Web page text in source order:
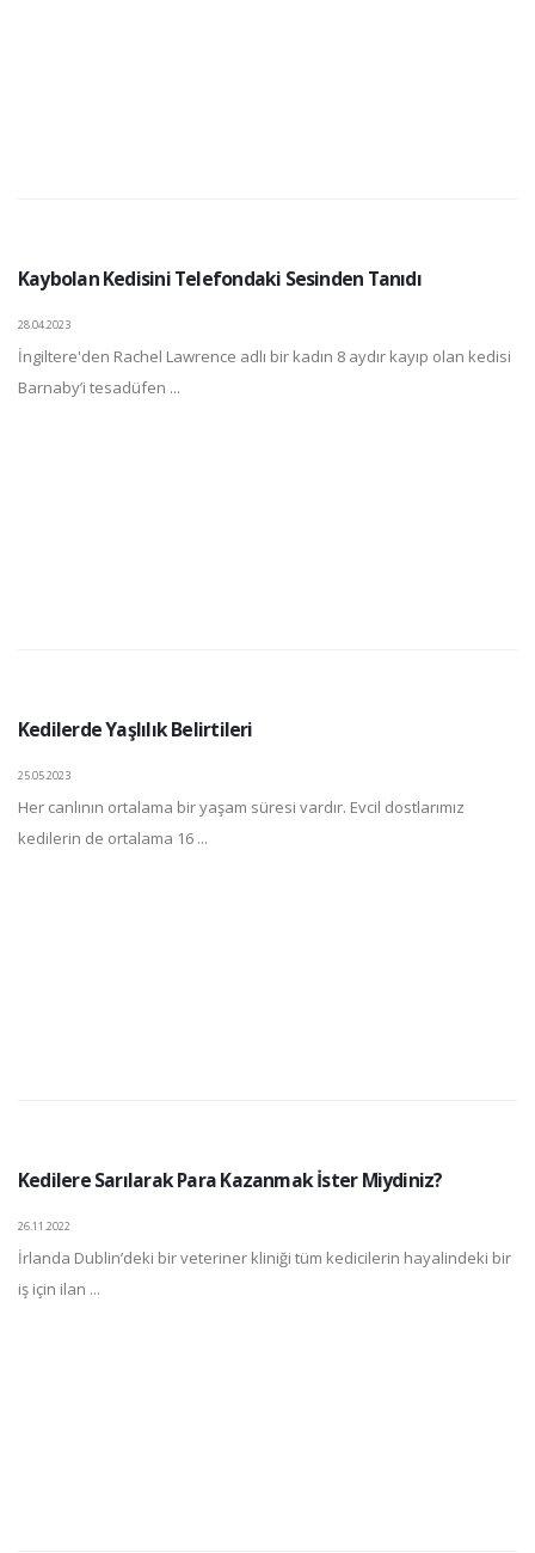
Kaybolan Kedisini Telefondaki Sesinden Tanıdı
28.04.2023
İngiltere'den Rachel Lawrence adlı bir kadın 8 aydır kayıp olan kedisi
Barnaby’i tesadüfen ...
Kedilerde Yaşlılık Belirtileri
25.05.2023
Her canlının ortalama bir yaşam süresi vardır. Evcil dostlarımız
kedilerin de ortalama 16 ...
Kedilere Sarılarak Para Kazanmak İster Miydiniz?
26.11.2022
İrlanda Dublin’deki bir veteriner kliniği tüm kedicilerin hayalindeki bir
iş için ilan ...